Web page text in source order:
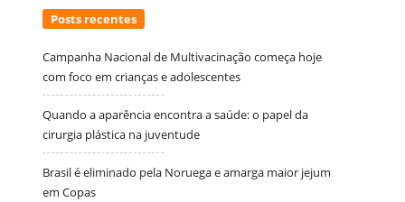
Posts recentes
Campanha Nacional de Multivacinação começa hoje
com foco em crianças e adolescentes
Quando a aparência encontra a saúde: o papel da
cirurgia plástica na juventude
Brasil é eliminado pela Noruega e amarga maior jejum
em Copas